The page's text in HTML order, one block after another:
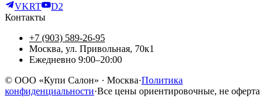
VKRT
D2
Контакты
+7 (903) 589-26-95
Москва, ул. Привольная, 70к1
Ежедневно 9:00–20:00
© ООО «Купи Салон» · Москва·Политика
конфиденциальности·Все цены ориентировочные, не оферта